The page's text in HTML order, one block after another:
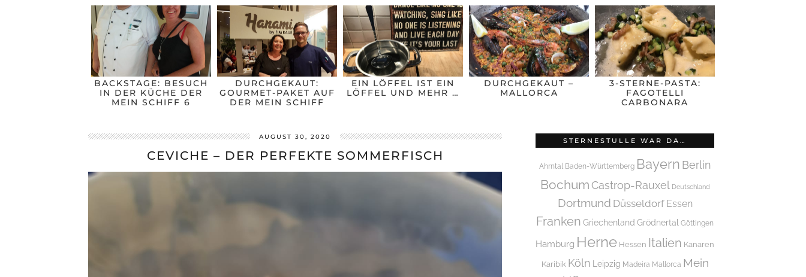
BACKSTAGE: BESUCH
IN DER KÜCHE DER
MEIN SCHIFF 6
DURCHGEKAUT:
GOURMET-PAKET AUF
DER MEIN SCHIFF
EIN LÖFFEL IST EIN
LÖFFEL UND MEHR …
DURCHGEKAUT –
MALLORCA
3-STERNE-PASTA:
FAGOTELLI
CARBONARA
AUGUST 30, 2020
CEVICHE – DER PERFEKTE SOMMERFISCH
STERNESTULLE WAR DA…
Ahrntal Baden-Württemberg Bayern Berlin
Bochum Castrop-Rauxel Deutschland
Dortmund Düsseldorf Essen
Franken Griechenland Grödnertal Göttingen
Hamburg Herne Hessen Italien Kanaren
Karibik Köln Leipzig Madeira Mallorca Mein